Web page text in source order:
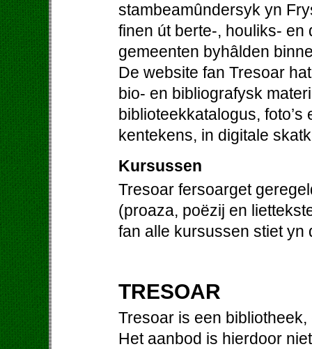
stambeamûndersyk yn
finen út berte-, houliks- en
gemeenten byhâlden
De website fan Tresoar
bio- en bibliografysk
biblioteekkatalogus,
kentekens, in digitale
Kursussen
Tresoar fersoarget
(proaza, poëzij en
fan alle kursussen stiet yn
TRESOAR
Tresoar is een
Het aanbod is hierdoor